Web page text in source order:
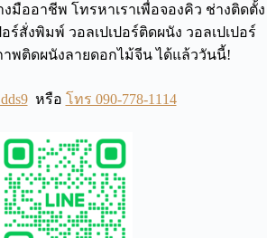
มืออาชีพ โทรหาเราเพื่อจองคิว ช่างติดตั้ง
อร์สั่งพิมพ์ วอลเปเปอร์ติดผนัง วอลเปเปอร์
พติดผนังลายดอกไม้จีน ได้แล้ววันนี้!
หรือ โทร 090-778-1114